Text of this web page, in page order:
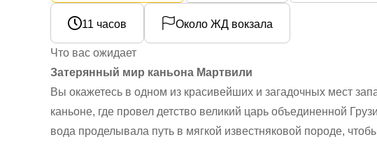
11 часов Около ЖД вокзала
Что вас ожидает
Затерянный мир каньона Мартвили
Вы окажетесь в одном из красивейших и загадочных мест
каньоне, где провел детство великий царь объединенной
вода проделывала путь в мягкой известняковой породе,